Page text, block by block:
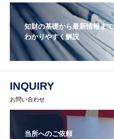
知財の基礎から最新情報まで
わかりやすく解説
INQUIRY
お問い合わせ
当所へのご依頼